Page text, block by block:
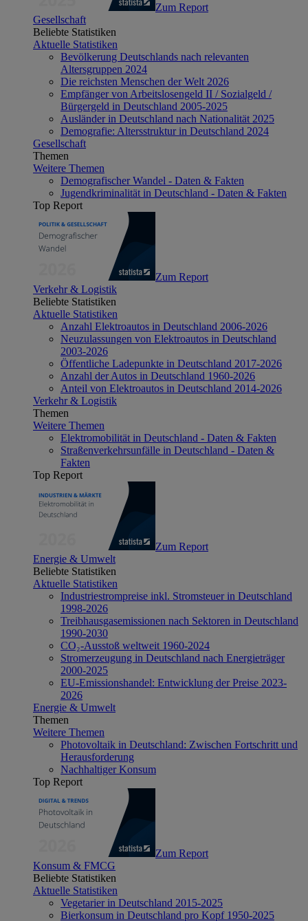
Zum Report
Gesellschaft
Beliebte Statistiken
Aktuelle Statistiken
Bevölkerung Deutschlands nach relevanten
Altersgruppen 2024
Die reichsten Menschen der Welt 2026
Empfänger von Arbeitslosengeld II / Sozialgeld /
Bürgergeld in Deutschland 2005-2025
Ausländer in Deutschland nach Nationalität 2025
Demografie: Altersstruktur in Deutschland 2024
Gesellschaft
Themen
Weitere Themen
Demografischer Wandel - Daten & Fakten
Jugendkriminalität in Deutschland - Daten & Fakten
Top Report
Zum Report
Verkehr & Logistik
Beliebte Statistiken
Aktuelle Statistiken
Anzahl Elektroautos in Deutschland 2006-2026
Neuzulassungen von Elektroautos in Deutschland
2003-2026
Öffentliche Ladepunkte in Deutschland 2017-2026
Anzahl der Autos in Deutschland 1960-2026
Anteil von Elektroautos in Deutschland 2014-2026
Verkehr & Logistik
Themen
Weitere Themen
Elektromobilität in Deutschland - Daten & Fakten
Straßenverkehrsunfälle in Deutschland - Daten &
Fakten
Top Report
Zum Report
Energie & Umwelt
Beliebte Statistiken
Aktuelle Statistiken
Industriestrompreise inkl. Stromsteuer in Deutschland
1998-2026
Treibhausgasemissionen nach Sektoren in Deutschland
1990-2030
CO₂-Ausstoß weltweit 1960-2024
Stromerzeugung in Deutschland nach Energieträger
2000-2025
EU-Emissionshandel: Entwicklung der Preise 2023-
2026
Energie & Umwelt
Themen
Weitere Themen
Photovoltaik in Deutschland: Zwischen Fortschritt und
Herausforderung
Nachhaltiger Konsum
Top Report
Zum Report
Konsum & FMCG
Beliebte Statistiken
Aktuelle Statistiken
Vegetarier in Deutschland 2015-2025
Bierkonsum in Deutschland pro Kopf 1950-2025